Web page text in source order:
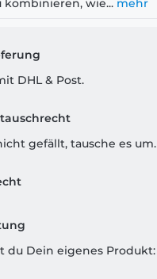
kombinieren, wie... mehr
DHL & Post.
gefällt, tausche es um.
du Dein eigenes Produkt: